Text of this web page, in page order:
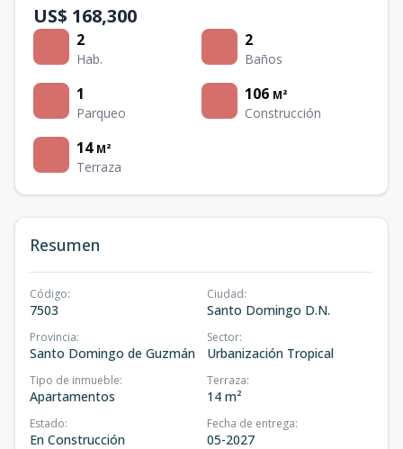
US$ 168,300
2
Hab.
2
Baños
1
Parqueo
106 M²
Construcción
14 M²
Terraza
Resumen
Código:
7503
Ciudad:
Santo Domingo D.N.
Provincia:
Santo Domingo de Guzmán
Sector:
Urbanización Tropical
Tipo de inmueble:
Apartamentos
Terraza:
14 m²
Estado:
En Construcción
Fecha de entrega:
05-2027